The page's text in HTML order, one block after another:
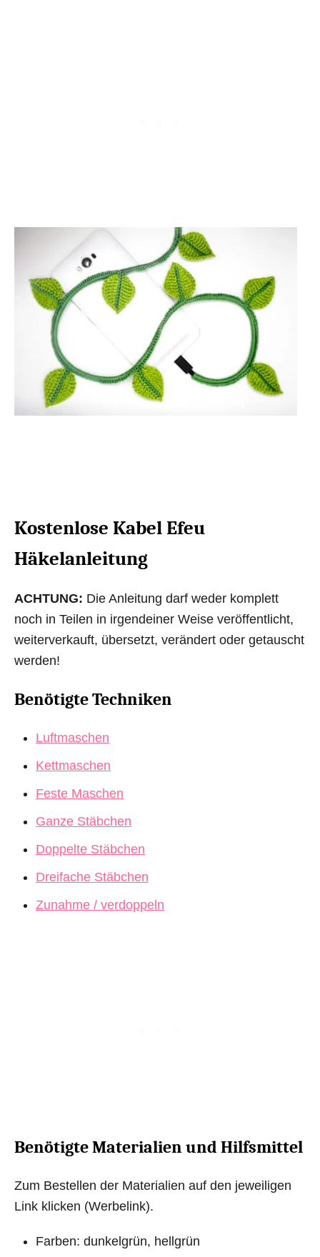
Kostenlose Kabel Efeu
Häkelanleitung
ACHTUNG: Die Anleitung darf weder komplett
noch in Teilen in irgendeiner Weise veröffentlicht,
weiterverkauft, übersetzt, verändert oder getauscht
werden!
Benötigte Techniken
Luftmaschen
Kettmaschen
Feste Maschen
Ganze Stäbchen
Doppelte Stäbchen
Dreifache Stäbchen
Zunahme / verdoppeln
Benötigte Materialien und Hilfsmittel
Zum Bestellen der Materialien auf den jeweiligen
Link klicken (Werbelink).
Farben: dunkelgrün, hellgrün